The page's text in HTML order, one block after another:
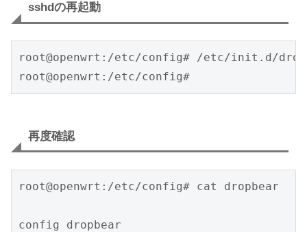
sshdの再起動
root@openwrt:/etc/config# /etc/init.d/
root@openwrt:/etc/config#
再度確認
root@openwrt:/etc/config# cat dropbear
config dropbear